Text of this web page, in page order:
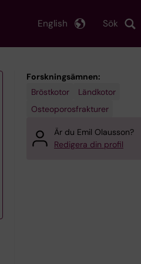
Sök
English
Forskningsämnen:
Bröstkotor
Ländkotor
Osteoporosfrakturer
Är du Emil Olausson?
Redigera din profil